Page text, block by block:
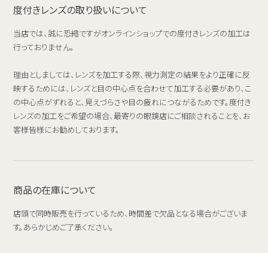
度付きレンズの取り扱いについて
当店では、誠に恐縮ですがオンラインショップでの度付きレンズの加工は
行っておりません。
理由としましては、レンズを加工する際、視力測定の結果をより正確に反
映するためには、レンズと目の中心点を合わせて加工する必要があり、こ
の中心点がずれると、見えづらさや目の疲れにつながるためです。度付き
レンズの加工をご希望の場合、最寄りの眼鏡店にご相談されることを、お
客様皆様にお勧めしております。
商品の在庫について
店頭で同時販売を行っているため、時間差で欠品となる場合がございま
す。あらかじめご了承ください。